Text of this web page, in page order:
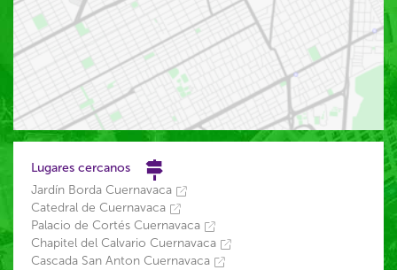
Lugares cercanos
Jardín Borda Cuernavaca
Catedral de Cuernavaca
Palacio de Cortés Cuernavaca
Chapitel del Calvario Cuernavaca
Cascada San Anton Cuernavaca